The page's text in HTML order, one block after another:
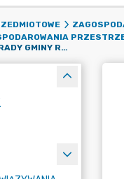
UCHWAŁA NR IX/69/2024 RADY GMINY RADZIEJOWICE Z DNIA 25.11.2024 R. W SPRAWIE PRZYSTĄPIENIA DO SPORZĄDZENIA MIEJSCOWEGO PLANU ZAGOSPODAROWANIA PRZESTRZENNEGO GMINY RADZIEJOWICE OBEJMUJĄCEGO DWA FRAGMENTY MIEJSCOWOŚCI KRZE DUŻE